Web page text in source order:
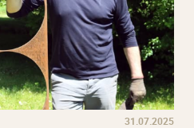
31.07.2025